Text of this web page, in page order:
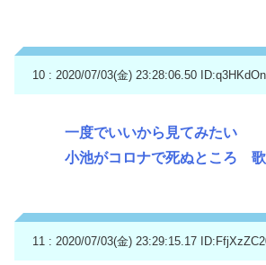
10 : 2020/07/03(金) 23:28:06.50
一度でいいから見てみたい
小池がコロナで死ぬところ
11 : 2020/07/03(金) 23:29:15.17